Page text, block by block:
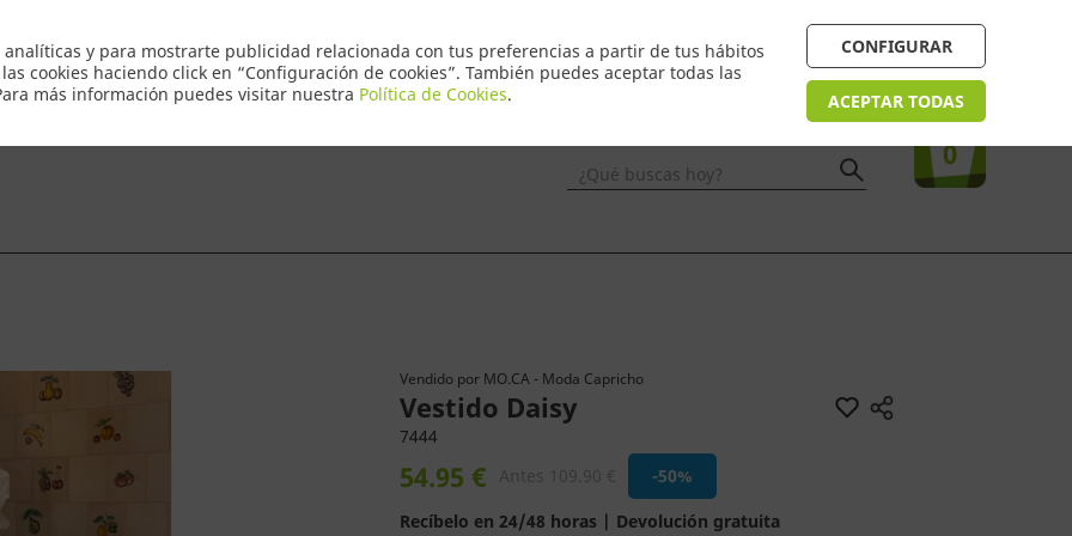
y para mostrarte publicidad relacionada con tus preferencias a partir de tus hábitos
cookies haciendo click en “Configuración de cookies”. También puedes aceptar todas las
más información puedes visitar nuestra Política de Cookies.
CONFIGURAR
ACEPTAR TODAS
¿Necesitas ayuda? FAQ
Tu compra
0
¿Qué buscas hoy?
Vendido por MO.CA - Moda Capricho
Vestido Daisy
7444
54.95 €
-50%
Recíbelo en 24/48 horas | Devolución gratuita